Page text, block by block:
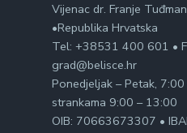
Vijenac dr. Franje
•Republika Hrvatska
Tel: +38531 400 601 •
grad@belisce.hr
Ponedjeljak – Petak,
strankama 9:00 – 13:00
OIB: 70663673307 •